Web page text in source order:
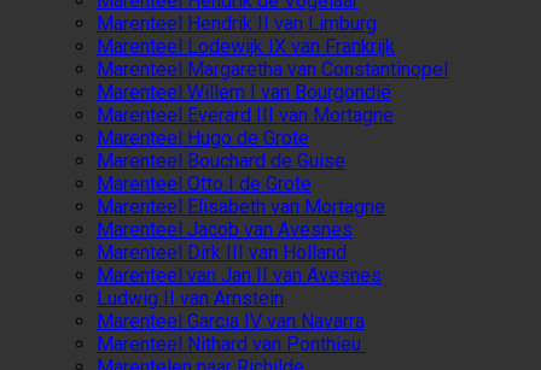
Marenteel Hendrik II van Limburg
Marenteel Lodewijk IX van Frankrijk
Marenteel Margaretha van Constantinopel
Marenteel Willem I van Bourgondië
Marenteel Everard III van Mortagne
Marenteel Hugo de Grote
Marenteel Bouchard de Guise
Marenteel Otto I de Grote
Marenteel Elisabeth van Mortagne
Marenteel Jacob van Avesnes
Marenteel Dirk III van Holland
Marenteel van Jan II van Avesnes
Ludwig II van Arnstein
Marenteel Garcia IV van Navarra
Marenteel Nithard van Ponthieu